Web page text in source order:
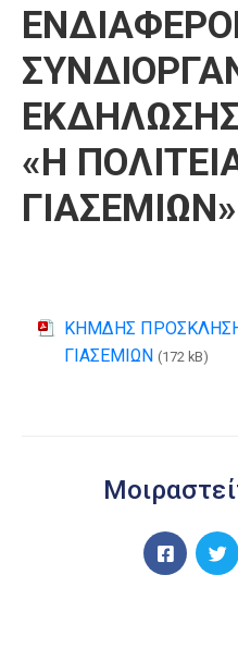
«Η
ΚΗΜΔΗΣ
ΓΙΑΣΕΜΙΩΝ (172 kB)